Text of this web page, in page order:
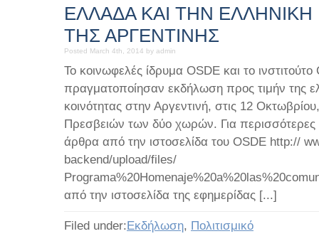
ΕΛΛΑΔΑ ΚΑΙ ΤΗΝ
ΤΗΣ ΑΡΓΕΝΤΙΝΗΣ
Posted March 4th, 2014 by admin
Το κοινωφελές ίδρυμα OSDE και το ινστιτούτο
πραγματοποίησαν εκδήλωση προς τιμήν της
κοινότητας στην Αργεντινή, στις 12
Πρεσβειών των δύο χωρών. Για περισσότερες
άρθρα από την ιστοσελίδα του OSDE http://
backend/upload/files/
από την ιστοσελίδα της εφημερίδας [...]
Filed under:Εκδήλωση, Πολιτισμικό